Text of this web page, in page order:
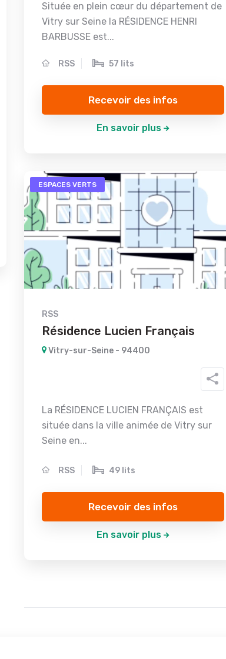
Située en plein cœur du département de
Vitry sur Seine la RÉSIDENCE HENRI
BARBUSSE est...
RSS 57 lits
Recevoir des infos
En savoir plus
ESPACES VERTS
RSS
Résidence Lucien Français
Vitry-sur-Seine - 94400
La RÉSIDENCE LUCIEN FRANÇAIS est
située dans la ville animée de Vitry sur
Seine en...
RSS 49 lits
Recevoir des infos
En savoir plus